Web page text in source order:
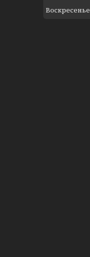
Воскресенье